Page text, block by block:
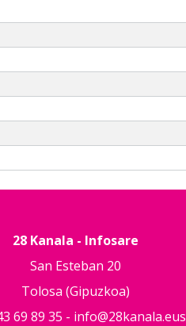
28 Kanala - Infosare
San Esteban 20
Tolosa (Gipuzkoa)
69 89 35 - info@28kanala.eus